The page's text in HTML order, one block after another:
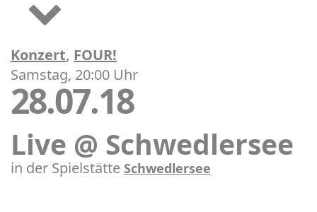
Konzert, FOUR!
Samstag, 20:00 Uhr
28.07.18
Live @ Schwedlersee
in der Spielstätte Schwedlersee